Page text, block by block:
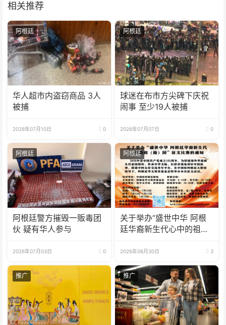
相关推荐
阿根廷
华人超市内盗窃商品 3人
被捕
2026年07月10日 0
阿根廷
球迷在布市方尖碑下庆祝
闹事 至少19人被捕
2026年07月07日 0
阿根廷
阿根廷警方摧毁一贩毒团
伙 疑有华人参与
2026年07月03日 0
阿根廷
关于举办“盛世中华 阿根
廷华裔新生代心中的祖
2026年06月30日 3
推广 推广